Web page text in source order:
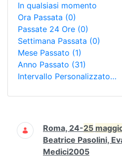
In qualsiasi momento
Ora Passata (0)
Passate 24 Ore (0)
Settimana Passata (0)
Mese Passato (1)
Anno Passato (31)
Intervallo Personalizzato…
Ricerca
Roma, 24-25
Beatrice Pasolini,
Medici2005